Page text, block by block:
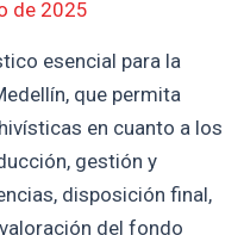
de 2025
esencial para la
que permita
en cuanto a los
gestión y
disposición final,
del fondo